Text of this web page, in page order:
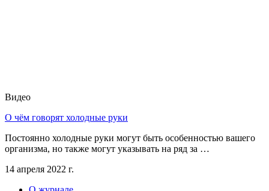
Видео
О чём говорят холодные руки
Постоянно холодные руки могут быть особенностью вашего
организма, но также могут указывать на ряд за …
14 апреля 2022 г.